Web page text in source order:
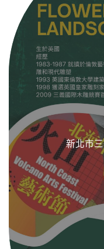
新北市